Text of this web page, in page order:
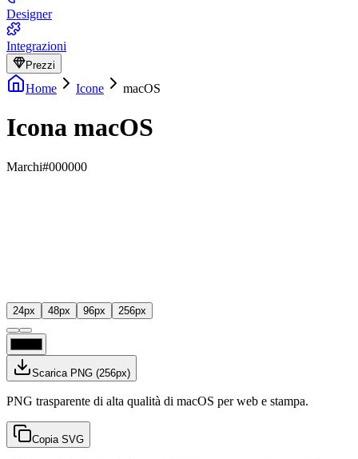
Designer
Integrazioni
Prezzi
Home Icone macOS
Icona macOS
Marchi#000000
24px 48px 96px 256px
Scarica PNG (256px)
PNG trasparente di alta qualità di macOS per web e stampa.
Copia SVG